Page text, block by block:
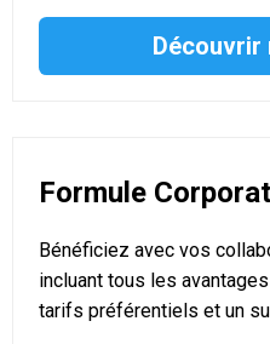
Formule
Bénéficiez avec vos
incluant tous les
tarifs préférentiels et un